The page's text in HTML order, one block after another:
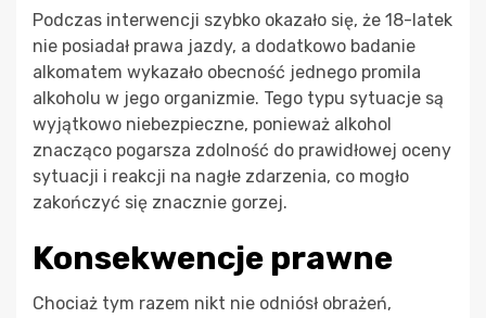
Podczas interwencji szybko okazało się, że 18-latek
nie posiadał prawa jazdy, a dodatkowo badanie
alkomatem wykazało obecność jednego promila
alkoholu w jego organizmie. Tego typu sytuacje są
wyjątkowo niebezpieczne, ponieważ alkohol
znacząco pogarsza zdolność do prawidłowej oceny
sytuacji i reakcji na nagłe zdarzenia, co mogło
zakończyć się znacznie gorzej.
Konsekwencje prawne
Chociaż tym razem nikt nie odniósł obrażeń,